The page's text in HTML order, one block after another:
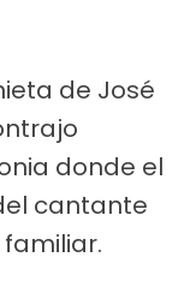
de José
donde el
cantante